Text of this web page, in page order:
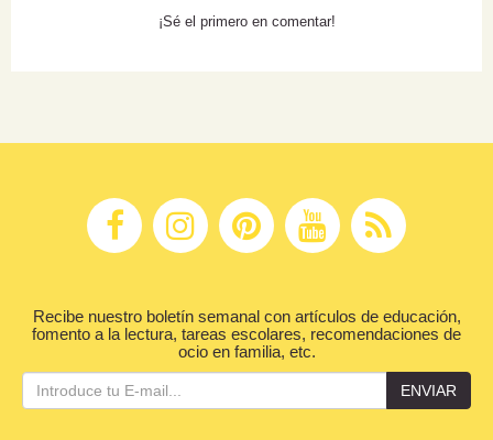
¡Sé el primero en comentar!
Recibe nuestro boletín semanal con artículos de educación,
fomento a la lectura, tareas escolares, recomendaciones de
ocio en familia, etc.
ENVIAR